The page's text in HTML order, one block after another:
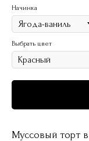
Начинка
Выбрать цвет
Муссовый торт